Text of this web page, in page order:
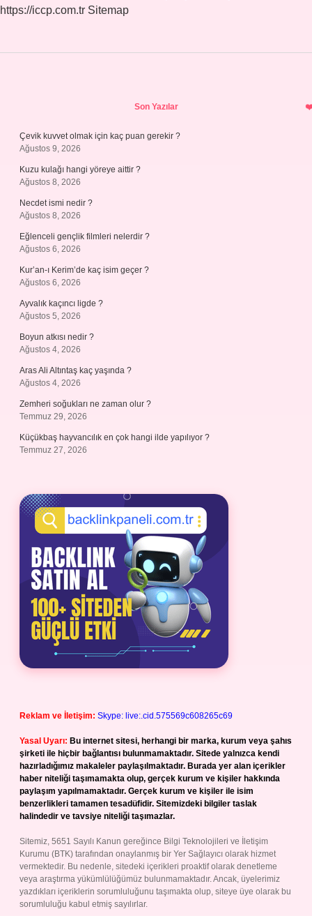
https://iccp.com.tr Sitemap
Son Yazılar
Çevik kuvvet olmak için kaç puan gerekir ?
Ağustos 9, 2026
Kuzu kulağı hangi yöreye aittir ?
Ağustos 8, 2026
Necdet ismi nedir ?
Ağustos 8, 2026
Eğlenceli gençlik filmleri nelerdir ?
Ağustos 6, 2026
Kur’an-ı Kerim’de kaç isim geçer ?
Ağustos 6, 2026
Ayvalık kaçıncı ligde ?
Ağustos 5, 2026
Boyun atkısı nedir ?
Ağustos 4, 2026
Aras Ali Altıntaş kaç yaşında ?
Ağustos 4, 2026
Zemheri soğukları ne zaman olur ?
Temmuz 29, 2026
Küçükbaş hayvancılık en çok hangi ilde yapılıyor ?
Temmuz 27, 2026
Reklam ve İletişim: Skype: live:.cid.575569c608265c69
Yasal Uyarı: Bu internet sitesi, herhangi bir marka, kurum veya şahıs
şirketi ile hiçbir bağlantısı bulunmamaktadır. Sitede yalnızca kendi
hazırladığımız makaleler paylaşılmaktadır. Burada yer alan içerikler
haber niteliği taşımamakta olup, gerçek kurum ve kişiler hakkında
paylaşım yapılmamaktadır. Gerçek kurum ve kişiler ile isim
benzerlikleri tamamen tesadüfidir. Sitemizdeki bilgiler taslak
halindedir ve tavsiye niteliği taşımazlar.
Sitemiz, 5651 Sayılı Kanun gereğince Bilgi Teknolojileri ve İletişim
Kurumu (BTK) tarafından onaylanmış bir Yer Sağlayıcı olarak hizmet
vermektedir. Bu nedenle, sitedeki içerikleri proaktif olarak denetleme
veya araştırma yükümlülüğümüz bulunmamaktadır. Ancak, üyelerimiz
yazdıkları içeriklerin sorumluluğunu taşımakta olup, siteye üye olarak bu
sorumluluğu kabul etmiş sayılırlar.